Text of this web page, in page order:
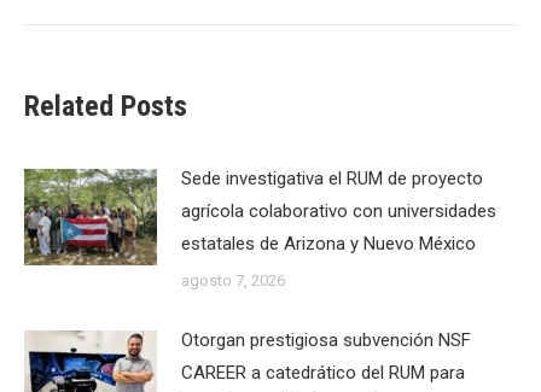
Related Posts
Sede investigativa el RUM de proyecto
agrícola colaborativo con universidades
estatales de Arizona y Nuevo México
agosto 7, 2026
Otorgan prestigiosa subvención NSF
CAREER a catedrático del RUM para